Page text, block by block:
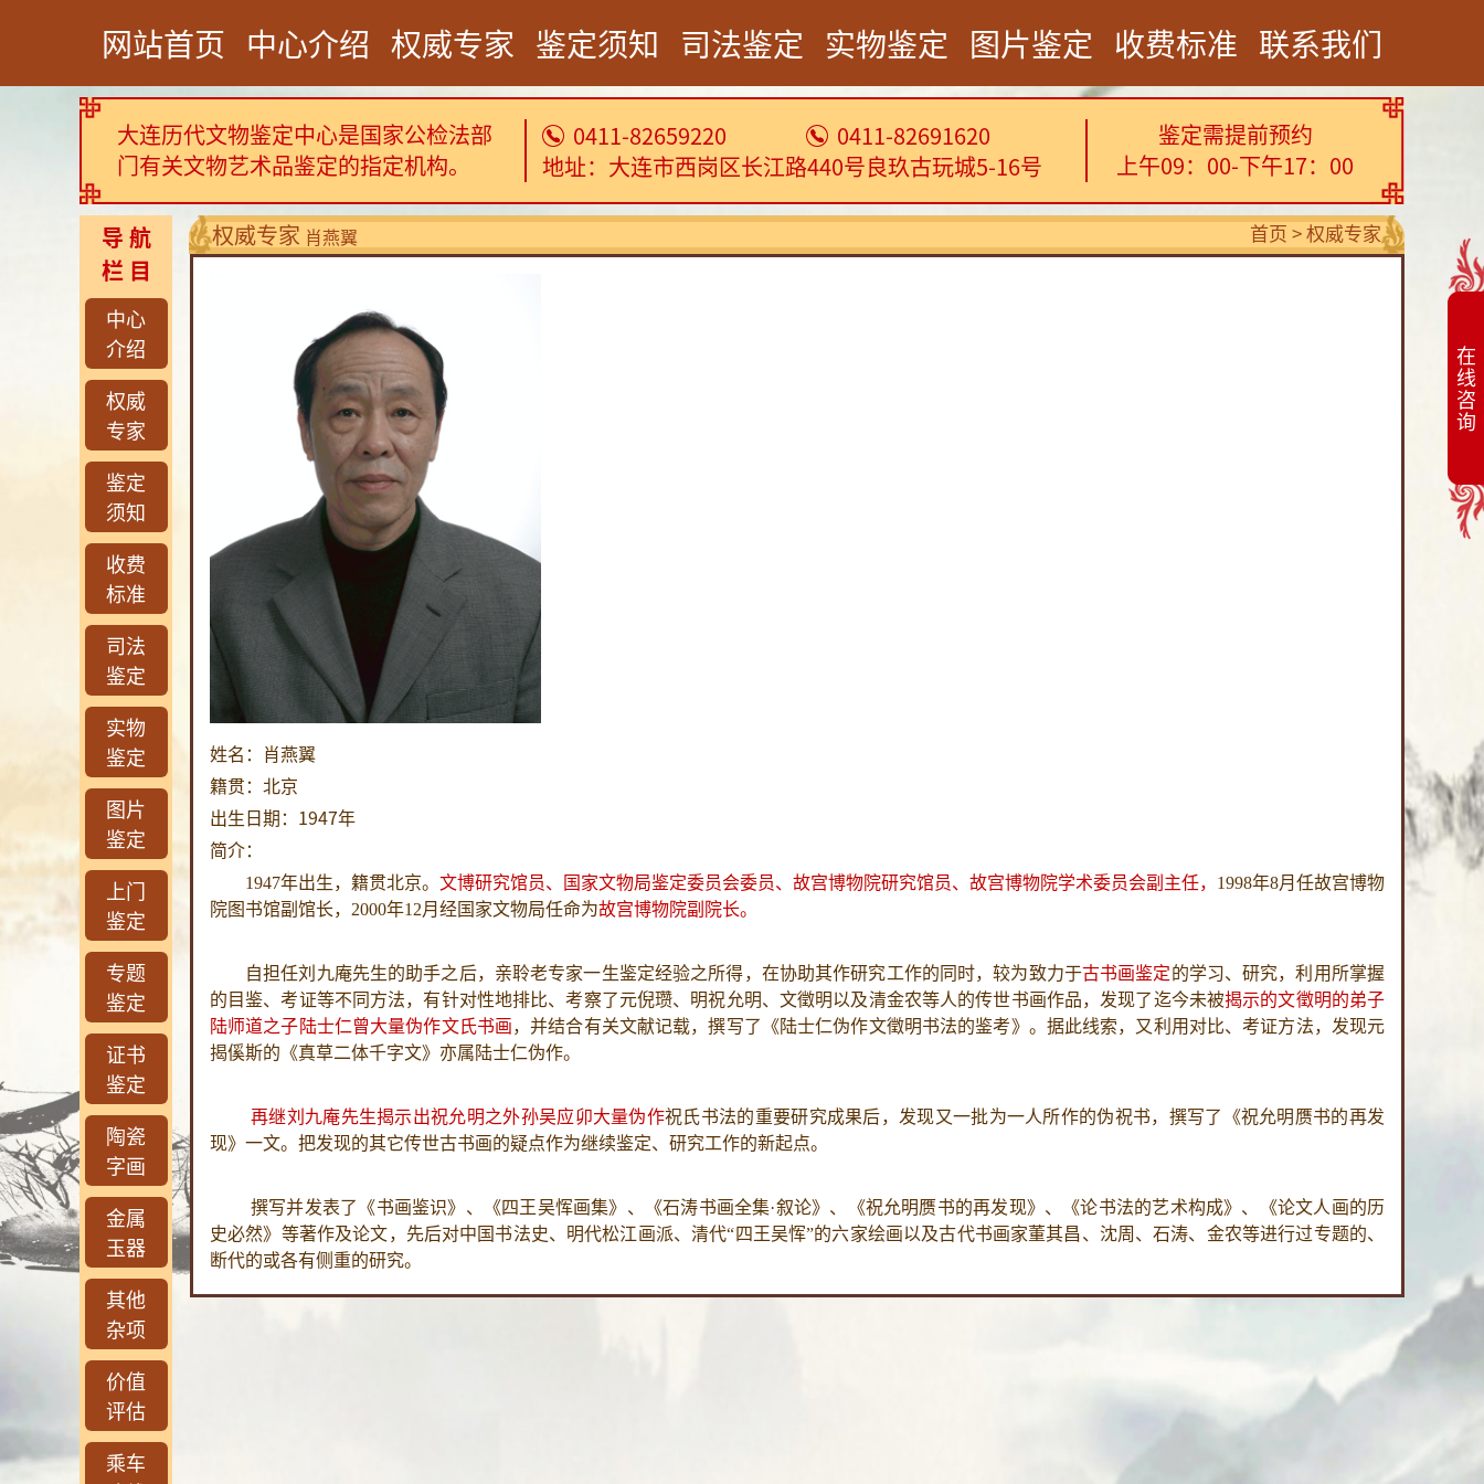
网站首页 中心介绍 权威专家 鉴定须知 司法鉴定 实物鉴定 图片鉴定 收费标准 联系我们
大连历代文物鉴定中心是国家公检法部
门有关文物艺术品鉴定的指定机构。
0411-82659220
0411-82691620
地址：大连市西岗区长江路440号良玖古玩城5-16号
鉴定需提前预约
上午09：00-下午17：00
导 航
栏 目
中心
介绍
权威
专家
鉴定
须知
收费
标准
司法
鉴定
实物
鉴定
图片
鉴定
上门
鉴定
专题
鉴定
证书
鉴定
陶瓷
字画
金属
玉器
其他
杂项
价值
评估
乘车
权威专家 肖燕翼 首页 >权威专家
姓名：肖燕翼
籍贯：北京
出生日期：1947年
简介：
1947年出生，籍贯北京。 文博研究馆员、国家文物局鉴定委员会委员、故宫博物院研究馆员、故宫博物院学术委员会副主任， 1998年8月任故宫博物
院图书馆副馆长，2000年12月经国家文物局任命为故宫博物院副院长。
自担任刘九庵先生的助手之后，亲聆老专家一生鉴定经验之所得，在协助其作研究工作的同时，较为致力于古书画鉴定的学习、研究，利用所掌握
的目鉴、考证等不同方法，有针对性地排比、考察了元倪瓒、明祝允明、文徵明以及清金农等人的传世书画作品，发现了迄今未被揭示的文徵明的弟子
陆师道之子陆士仁曾大量伪作文氏书画，并结合有关文献记载，撰写了《陆士仁伪作文徵明书法的鉴考》。据此线索，又利用对比、考证方法，发现元
揭傒斯的《真草二体千字文》亦属陆士仁伪作。
再继刘九庵先生揭示出祝允明之外孙吴应卯大量伪作祝氏书法的重要研究成果后，发现又一批为一人所作的伪祝书，撰写了《祝允明赝书的再发
现》一文。把发现的其它传世古书画的疑点作为继续鉴定、研究工作的新起点。
撰写并发表了《书画鉴识》、《四王吴恽画集》、《石涛书画全集·叙论》、《祝允明赝书的再发现》、《论书法的艺术构成》、《论文人画的历
史必然》等著作及论文，先后对中国书法史、明代松江画派、清代“四王吴恽”的六家绘画以及古代书画家董其昌、沈周、石涛、金农等进行过专题的、
断代的或各有侧重的研究。
在
线
咨
询